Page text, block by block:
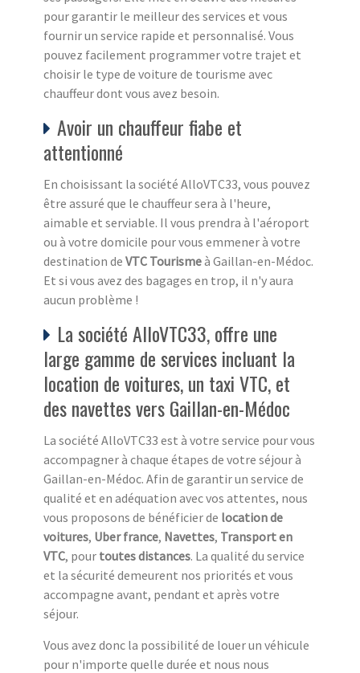
pour garantir le meilleur des services et vous
fournir un service rapide et personnalisé. Vous
pouvez facilement programmer votre trajet et
choisir le type de voiture de tourisme avec
chauffeur dont vous avez besoin.
Avoir un chauffeur fiabe et
attentionné
En choisissant la société AlloVTC33, vous pouvez
être assuré que le chauffeur sera à l'heure,
aimable et serviable. Il vous prendra à l'aéroport
ou à votre domicile pour vous emmener à votre
destination de VTC Tourismeà Gaillan-en-Médoc.
Et si vous avez des bagages en trop, il n'y aura
aucun problème !
La société AlloVTC33, offre une
large gamme de services incluant la
location de voitures, un taxi VTC, et
des navettes vers Gaillan-en-Médoc
La société AlloVTC33 est à votre service pour vous
accompagner à chaque étapes de votre séjour à
Gaillan-en-Médoc. Afin de garantir un service de
qualité et en adéquation avec vos attentes, nous
vous proposons de bénéficier de location de
voitures, Uber france, Navettes, Transport en
VTC, pour toutes distances. La qualité du service
et la sécurité demeurent nos priorités et vous
accompagne avant, pendant et après votre
séjour.
Vous avez donc la possibilité de louer un véhicule
pour n'importe quelle durée et nous nous